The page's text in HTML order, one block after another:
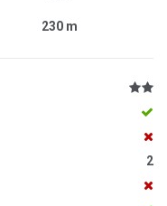
230 m
2